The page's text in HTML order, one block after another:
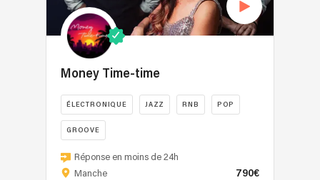
Money Time-time
ÉLECTRONIQUE JAZZ RNB POP
GROOVE
Basé
en
Réponse en moins de 24h
Manche
790€